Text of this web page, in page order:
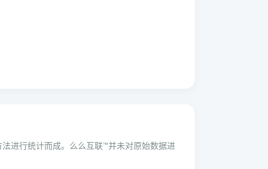
进行统计而成。么么互联™并未对原始数据进